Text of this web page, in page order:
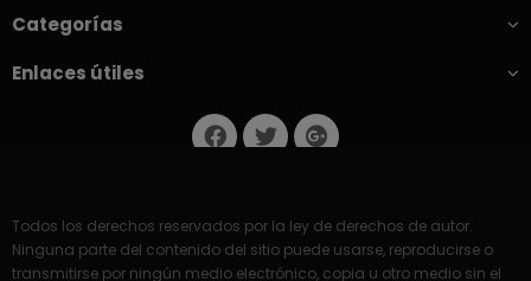
Categorías
Enlaces útiles
Todos los derechos reservados por la ley de derechos de autor.
Ninguna parte del contenido del sitio puede usarse, reproducirse o
transmitirse por ningún medio electrónico, copia u otro medio sin el